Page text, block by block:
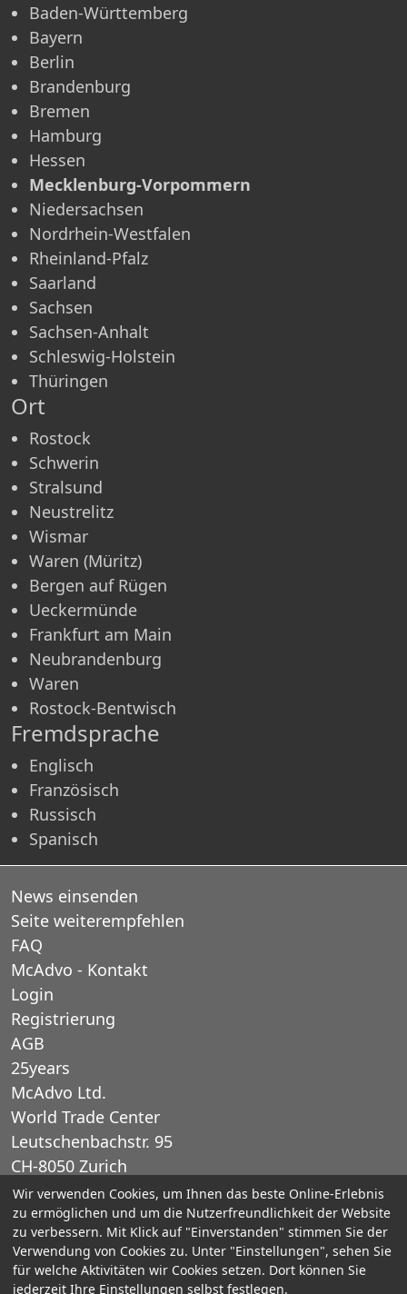
Baden-Württemberg
Bayern
Berlin
Brandenburg
Bremen
Hamburg
Hessen
Mecklenburg-Vorpommern
Niedersachsen
Nordrhein-Westfalen
Rheinland-Pfalz
Saarland
Sachsen
Sachsen-Anhalt
Schleswig-Holstein
Thüringen
Ort
Rostock
Schwerin
Stralsund
Neustrelitz
Wismar
Waren (Müritz)
Bergen auf Rügen
Ueckermünde
Frankfurt am Main
Neubrandenburg
Waren
Rostock-Bentwisch
Fremdsprache
Englisch
Französisch
Russisch
Spanisch
News einsenden
Seite weiterempfehlen
FAQ
McAdvo - Kontakt
Login
Registrierung
AGB
25years
McAdvo Ltd.
World Trade Center
Leutschenbachstr. 95
CH-8050 Zurich
Schweiz
E-Mail: office@mcadvo.com
© 2005-2025 McAdvo Ltd.
Wir verwenden Cookies, um Ihnen das beste Online-Erlebnis
zu ermöglichen und um die Nutzerfreundlichkeit der Website
zu verbessern. Mit Klick auf "Einverstanden" stimmen Sie der
Verwendung von Cookies zu. Unter "Einstellungen", sehen Sie
für welche Aktivitäten wir Cookies setzen. Dort können Sie
jederzeit Ihre Einstellungen selbst festlegen.